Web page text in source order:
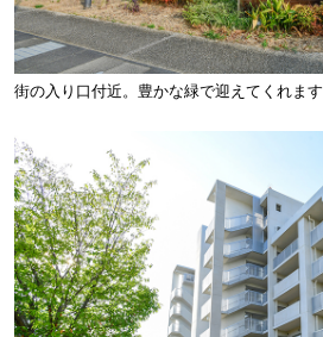
街の入り口付近。豊かな緑で迎えてくれます